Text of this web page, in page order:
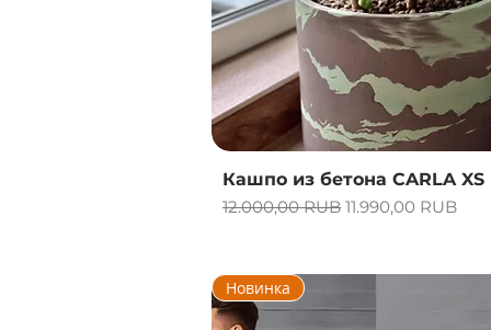
Vista rápida
Кашпо из бетона CARLA XS
Precio
12.000,00 RUB Precio de oferta
11.990,00 RUB
Новинка